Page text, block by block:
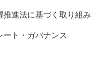
推進法に基づく取り組み
ート・ガバナンス